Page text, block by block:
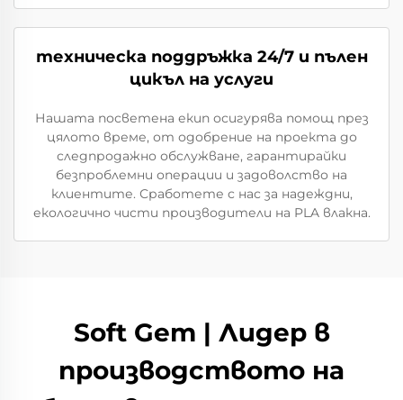
техническа поддръжка 24/7 и пълен
цикъл на услуги
Нашата посветена екип осигурява помощ през
цялото време, от одобрение на проекта до
следпродажно обслужване, гарантирайки
безпроблемни операции и задоволство на
клиентите. Сработете с нас за надеждни,
екологично чисти производители на PLA влакна.
Soft Gem | Лидер в
производството на